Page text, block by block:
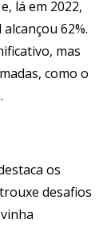
lá em 2022,
62%.
mas
como o
os
desafios